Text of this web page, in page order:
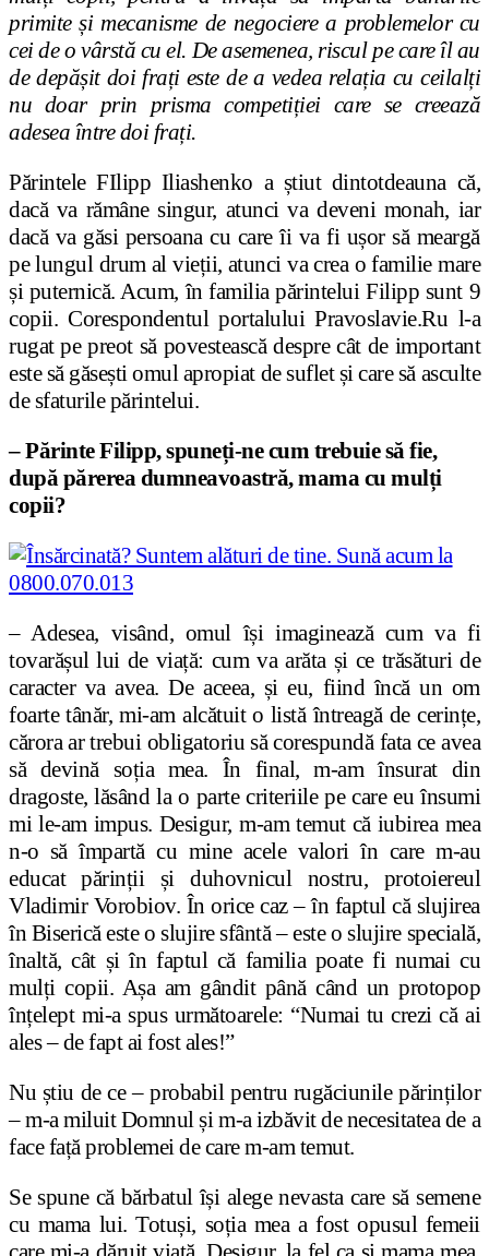
primite și mecanisme de negociere a problemelor cu
cei de o vârstă cu el. De asemenea, riscul pe care îl au
de depășit doi frați este de a vedea relația cu ceilalți
nu doar prin prisma competiției care se creează
adesea între doi frați.
Părintele FIlipp Iliashenko a știut dintotdeauna că,
dacă va rămâne singur, atunci va deveni monah, iar
dacă va găsi persoana cu care îi va fi ușor să meargă
pe lungul drum al vieții, atunci va crea o familie mare
și puternică. Acum, în familia părintelui Filipp sunt 9
copii. Corespondentul portalului Pravoslavie.Ru l-a
rugat pe preot să povestească despre cât de important
este să găsești omul apropiat de suflet și care să asculte
de sfaturile părintelui.
– Părinte Filipp, spuneți-ne cum trebuie să fie,
după părerea dumneavoastră, mama cu mulți
copii?
– Adesea, visând, omul își imaginează cum va fi
tovarășul lui de viață: cum va arăta și ce trăsături de
caracter va avea. De aceea, și eu, fiind încă un om
foarte tânăr, mi-am alcătuit o listă întreagă de cerințe,
cărora ar trebui obligatoriu să corespundă fata ce avea
să devină soția mea. În final, m-am însurat din
dragoste, lăsând la o parte criteriile pe care eu însumi
mi le-am impus. Desigur, m-am temut că iubirea mea
n-o să împartă cu mine acele valori în care m-au
educat părinții și duhovnicul nostru, protoiereul
Vladimir Vorobiov. În orice caz – în faptul că slujirea
în Biserică este o slujire sfântă – este o slujire specială,
înaltă, cât și în faptul că familia poate fi numai cu
mulți copii. Așa am gândit până când un protopop
înțelept mi-a spus următoarele: “Numai tu crezi că ai
ales – de fapt ai fost ales!”
Nu știu de ce – probabil pentru rugăciunile părinților
– m-a miluit Domnul și m-a izbăvit de necesitatea de a
face față problemei de care m-am temut.
Se spune că bărbatul își alege nevasta care să semene
cu mama lui. Totuși, soția mea a fost opusul femeii